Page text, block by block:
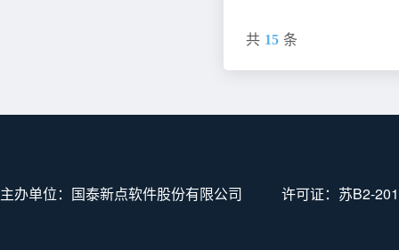
共 15 条
主办单位：国泰新点软件股份有限公司 许可证： 苏B2-